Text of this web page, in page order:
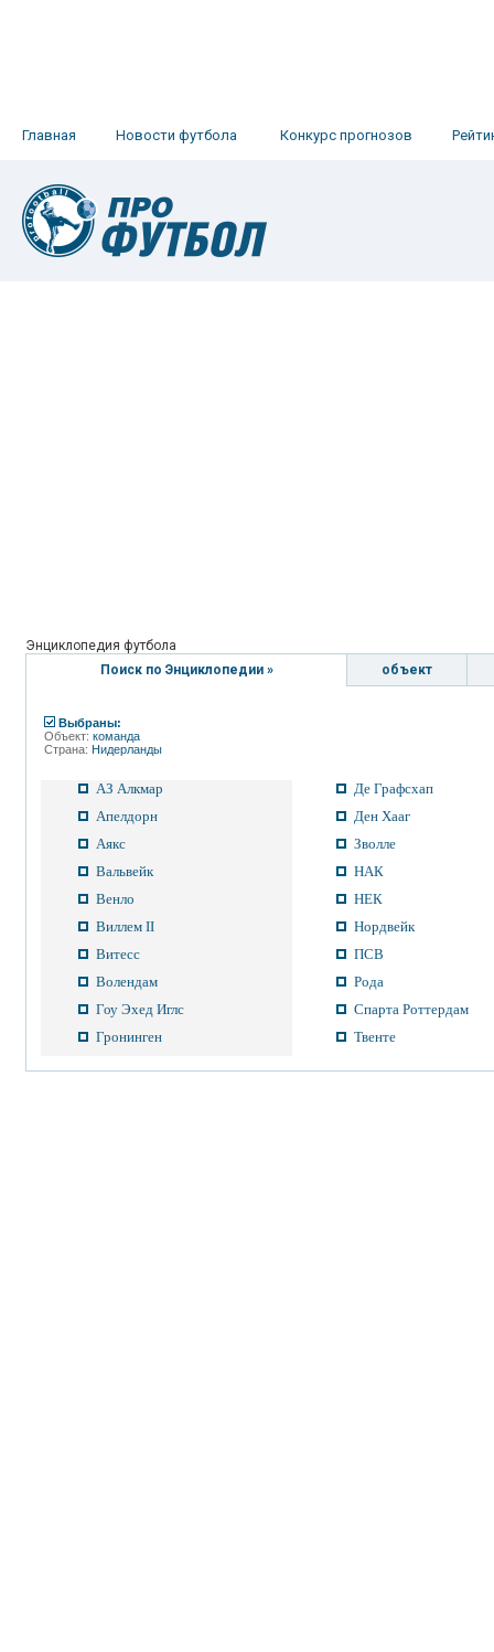
Главная Новости футбола Конкурс прогнозов
Энциклопедия футбола
Поиск по Энциклопедии »
объект
Выбраны:
Объект: команда
Страна: Нидерланды
АЗ Алкмар
Апелдорн
Аякс
Вальвейк
Венло
Виллем II
Витесс
Волендам
Гоу Эхед Иглс
Гронинген
Де Графсхап
Ден Хааг
Зволле
НАК
НЕК
Нордвейк
ПСВ
Рода
Спарта Роттердам
Твенте